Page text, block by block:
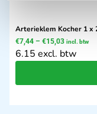
Arterieklem Kocher 1
€7,44 – €15,03 incl. btw
6.15 excl. btw